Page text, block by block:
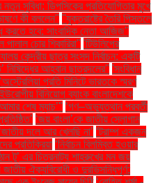
নতুন সুবিধা: ডিপসিকের প্রতিযোগিতার মুখে
কী বললেন'' ''যুক্তরাষ্ট্রে তৈরি পিস্তলে
করতে হবে: সাংবাদিক নেতা আজিজ"
চোর শিকারিরা'' 'টিউলিপের
কেন্দ্রীয় ছাত্র সংসদ নির্বাচন: একটি
নিষিদ্ধের আহ্বান ছাত্রদলের'' 'সংবিধান
‘অস্ট্রেলিয়া প্রতি মিনিটে ভারতকে স্মরণ
বিনিয়োগ ব্যাংক বাংলাদেশকে
শেষ ম্যাচ’" ‘গণ–অভ্যুত্থান পরবর্তী
‘জয় বাংলা’কে জাতীয় স্লোগান
‘জাতীয় দলে আর খেলছি না’ ‘ট্রাম্প একজন
প্রতিক্রিয়া ‘নির্বাচন বিলম্বিত হওয়ার
টু’ এর চিত্রনাট্য শাহরুখের মন জয়
জাতীয় ঐক্যবিরোধী ও দুরভিসন্ধিপূর্ণ: